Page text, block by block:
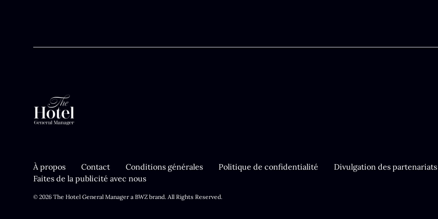
À propos Contact Conditions générales Politique de confidentialité
Divulgation des
Faites de la publicité avec nous
© 2026 The Hotel General Manager aBWZOpens new window
brand. All Rights Reserved.